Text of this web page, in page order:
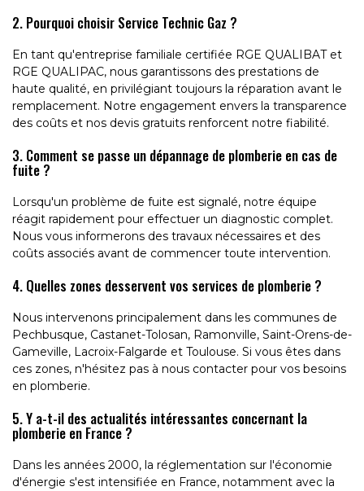
2. Pourquoi choisir Service Technic Gaz ?
En tant qu'entreprise familiale certifiée RGE QUALIBAT et
RGE QUALIPAC, nous garantissons des prestations de
haute qualité, en privilégiant toujours la réparation avant le
remplacement. Notre engagement envers la transparence
des coûts et nos devis gratuits renforcent notre fiabilité.
3. Comment se passe un dépannage de plomberie en cas de
fuite ?
Lorsqu'un problème de fuite est signalé, notre équipe
réagit rapidement pour effectuer un diagnostic complet.
Nous vous informerons des travaux nécessaires et des
coûts associés avant de commencer toute intervention.
4. Quelles zones desservent vos services de plomberie ?
Nous intervenons principalement dans les communes de
Pechbusque, Castanet-Tolosan, Ramonville, Saint-Orens-de-
Gameville, Lacroix-Falgarde et Toulouse. Si vous êtes dans
ces zones, n'hésitez pas à nous contacter pour vos besoins
en plomberie.
5. Y a-t-il des actualités intéressantes concernant la
plomberie en France ?
Dans les années 2000, la réglementation sur l'économie
d'énergie s'est intensifiée en France, notamment avec la